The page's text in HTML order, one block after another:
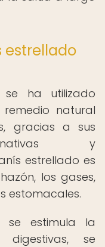
estrellado
se ha utilizado
natural
gracias a sus
y
estrellado es
los gases,
estomacales.
se estimula la
digestivas, se